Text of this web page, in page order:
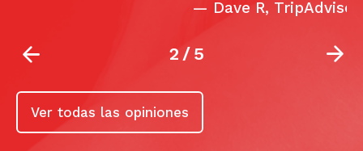
2/5
Ver todas las opiniones